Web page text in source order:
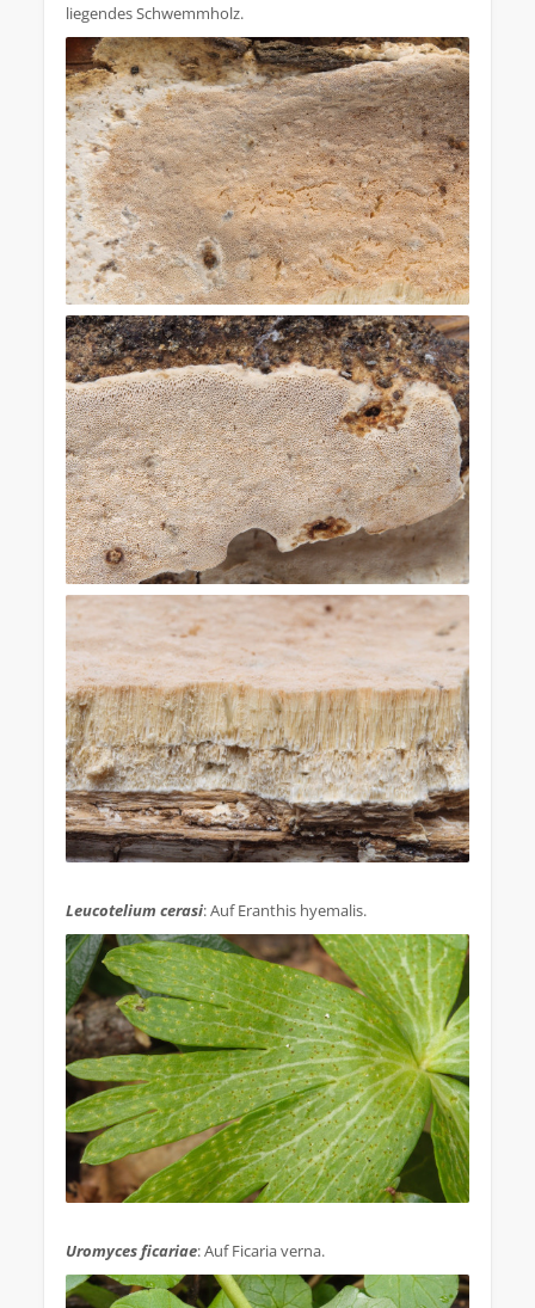
liegendes Schwemmholz.
Leucotelium cerasi: Auf Eranthis hyemalis.
Uromyces ficariae: Auf Ficaria verna.